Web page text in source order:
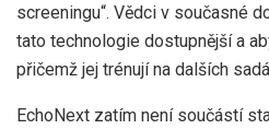
screeningu“. Vědci v současné
tato technologie dostupnější a
přičemž jej trénují na dalších
EchoNext zatím není součástí